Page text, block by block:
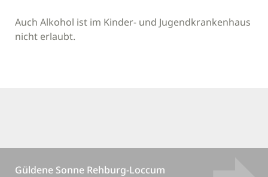
Auch Alkohol ist im Kinder- und Jugendkrankenhaus
nicht erlaubt.
Güldene Sonne Rehburg-Loccum